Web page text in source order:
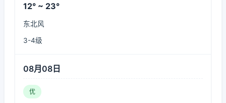
12° ~ 23°
东北风
3-4级
08月08日
优